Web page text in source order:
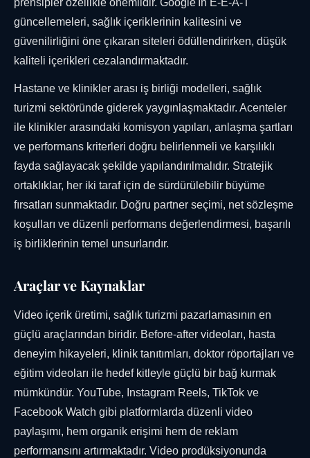
prensipler özellikle önemlidir. Google'ın E-E-A-T
güncellemeleri, sağlık içeriklerinin kalitesini ve
güvenilirliğini öne çıkaran siteleri ödüllendirirken, düşük
kaliteli içerikleri cezalandırmaktadır.
Hastane ve klinikler arası iş birliği modelleri, sağlık
turizmi sektöründe giderek yaygınlaşmaktadır. Acenteler
ile klinikler arasındaki komisyon yapıları, anlaşma şartları
ve performans kriterleri doğru belirlenmeli ve karşılıklı
fayda sağlayacak şekilde yapılandırılmalıdır. Stratejik
ortaklıklar, her iki taraf için de sürdürülebilir büyüme
fırsatları sunmaktadır. Doğru partner seçimi, net sözleşme
koşulları ve düzenli performans değerlendirmesi, başarılı
iş birliklerinin temel unsurlarıdır.
Araçlar ve Kaynaklar
Video içerik üretimi, sağlık turizmi pazarlamasının en
güçlü araçlarından biridir. Before-after videoları, hasta
deneyim hikayeleri, klinik tanıtımları, doktor röportajları ve
eğitim videoları ile hedef kitleyle güçlü bir bağ kurmak
mümkündür. YouTube, Instagram Reels, TikTok ve
Facebook Watch gibi platformlarda düzenli video
paylaşımı, hem organik erişimi hem de reklam
performansını artırmaktadır. Video prodüksiyonunda